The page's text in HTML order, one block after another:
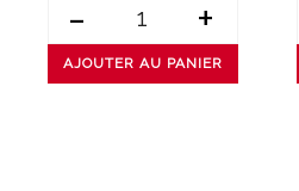
- +
AJOUTER AU PANIER